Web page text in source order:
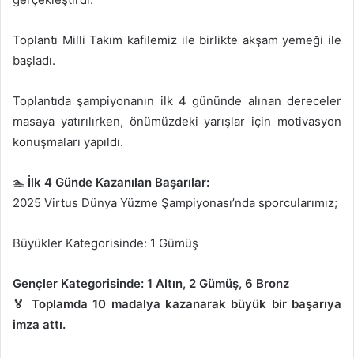
Toplantı Milli Takım kafilemiz ile birlikte akşam yemeği ile
başladı.
Toplantıda şampiyonanın ilk 4 gününde alınan dereceler
masaya yatırılırken, önümüzdeki yarışlar için motivasyon
konuşmaları yapıldı.
🏊 İlk 4 Günde Kazanılan Başarılar:
2025 Virtus Dünya Yüzme Şampiyonası’nda sporcularımız;
Büyükler Kategorisinde: 1 Gümüş
Gençler Kategorisinde: 1 Altın, 2 Gümüş, 6 Bronz
🏅 Toplamda 10 madalya kazanarak büyük bir başarıya
imza attı.